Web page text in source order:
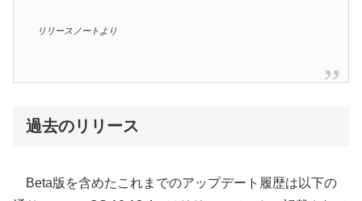
リリースノートより
過去のリリース
Beta版を含めたこれまでのアップデート履歴は以下の